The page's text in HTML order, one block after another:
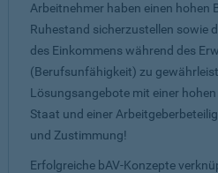
Arbeitnehmer haben einen hohen
Ruhestand sicherzustellen sowie
des Einkommens während des
(Berufsunfähigkeit) zu
Lösungsangebote mit einer
Staat und einer
und Zustimmung!
Erfolgreiche bAV-Konzepte